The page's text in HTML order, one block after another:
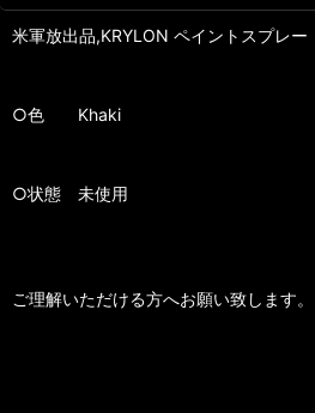
米軍放出品,KRYLON ペイントスプレ
○色 Khaki
○状態 未使用
ご理解いただける方へお願い致します。